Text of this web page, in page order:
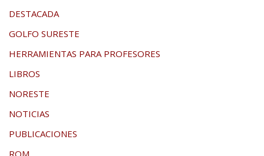
DESTACADA
GOLFO SURESTE
HERRAMIENTAS PARA PROFESORES
LIBROS
NORESTE
NOTICIAS
PUBLICACIONES
ROM